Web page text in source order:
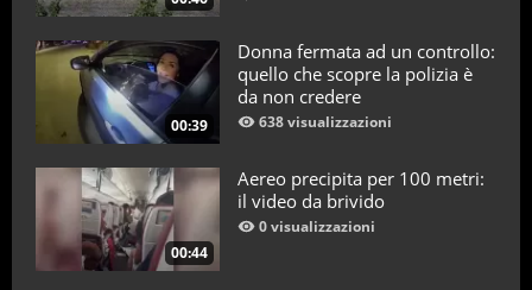
00:39
Donna fermata ad un controllo:
quello che scopre la polizia è
da non credere
638 visualizzazioni
00:44
Aereo precipita per 100 metri:
il video da brivido
0 visualizzazioni